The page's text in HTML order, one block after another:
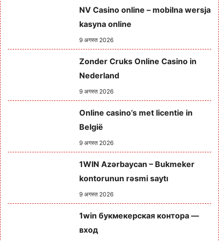
NV Casino online – mobilna wersja
kasyna online
9 अगस्त 2026
Zonder Cruks Online Casino in
Nederland
9 अगस्त 2026
Online casino’s met licentie in
België
9 अगस्त 2026
1WIN Azərbaycan – Bukmeker
kontorunun rəsmi saytı
9 अगस्त 2026
1win букмекерская контора —
вход